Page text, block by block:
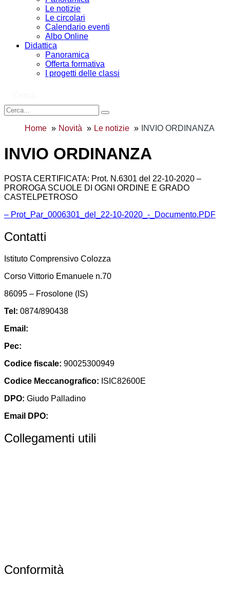
Le notizie
Le circolari
Calendario eventi
Albo Online
Didattica
Panoramica
Offerta formativa
I progetti delle classi
Home Novità Le notizie INVIO ORDINANZA
INVIO ORDINANZA
POSTA CERTIFICATA: Prot. N.6301 del 22-10-2020 –
PROROGA SCUOLE DI OGNI ORDINE E GRADO
CASTELPETROSO
– Prot_Par_0006301_del_22-10-2020_-_Documento.PDF
Contatti
Istituto Comprensivo Colozza
Corso Vittorio Emanuele n.70
86095 – Frosolone (IS)
Tel: 0874/890438
Email:
Pec:
Codice fiscale: 90025300949
Codice Meccanografico: ISIC82600E
DPO: Giudo Palladino
Email DPO:
Collegamenti utili
Conformità